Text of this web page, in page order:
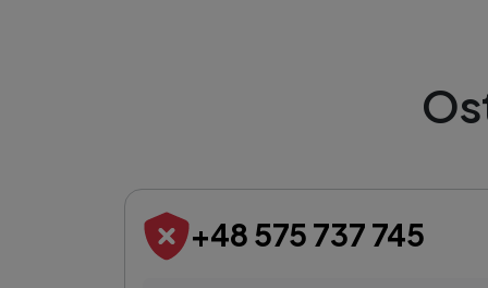
+48 575 737 745